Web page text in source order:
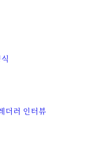
더러 인터뷰